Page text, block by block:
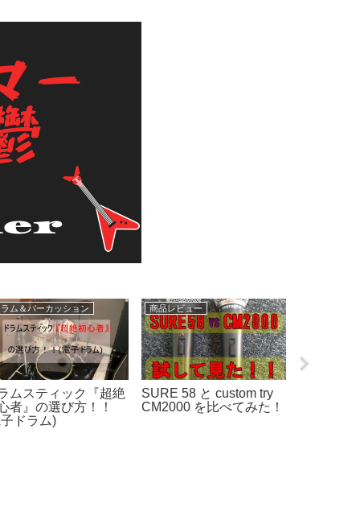
車
ライブレコーダーを簡
取り付け！
ゲーム
ニンテンドースイッチの
ジョイコンを自分で修理